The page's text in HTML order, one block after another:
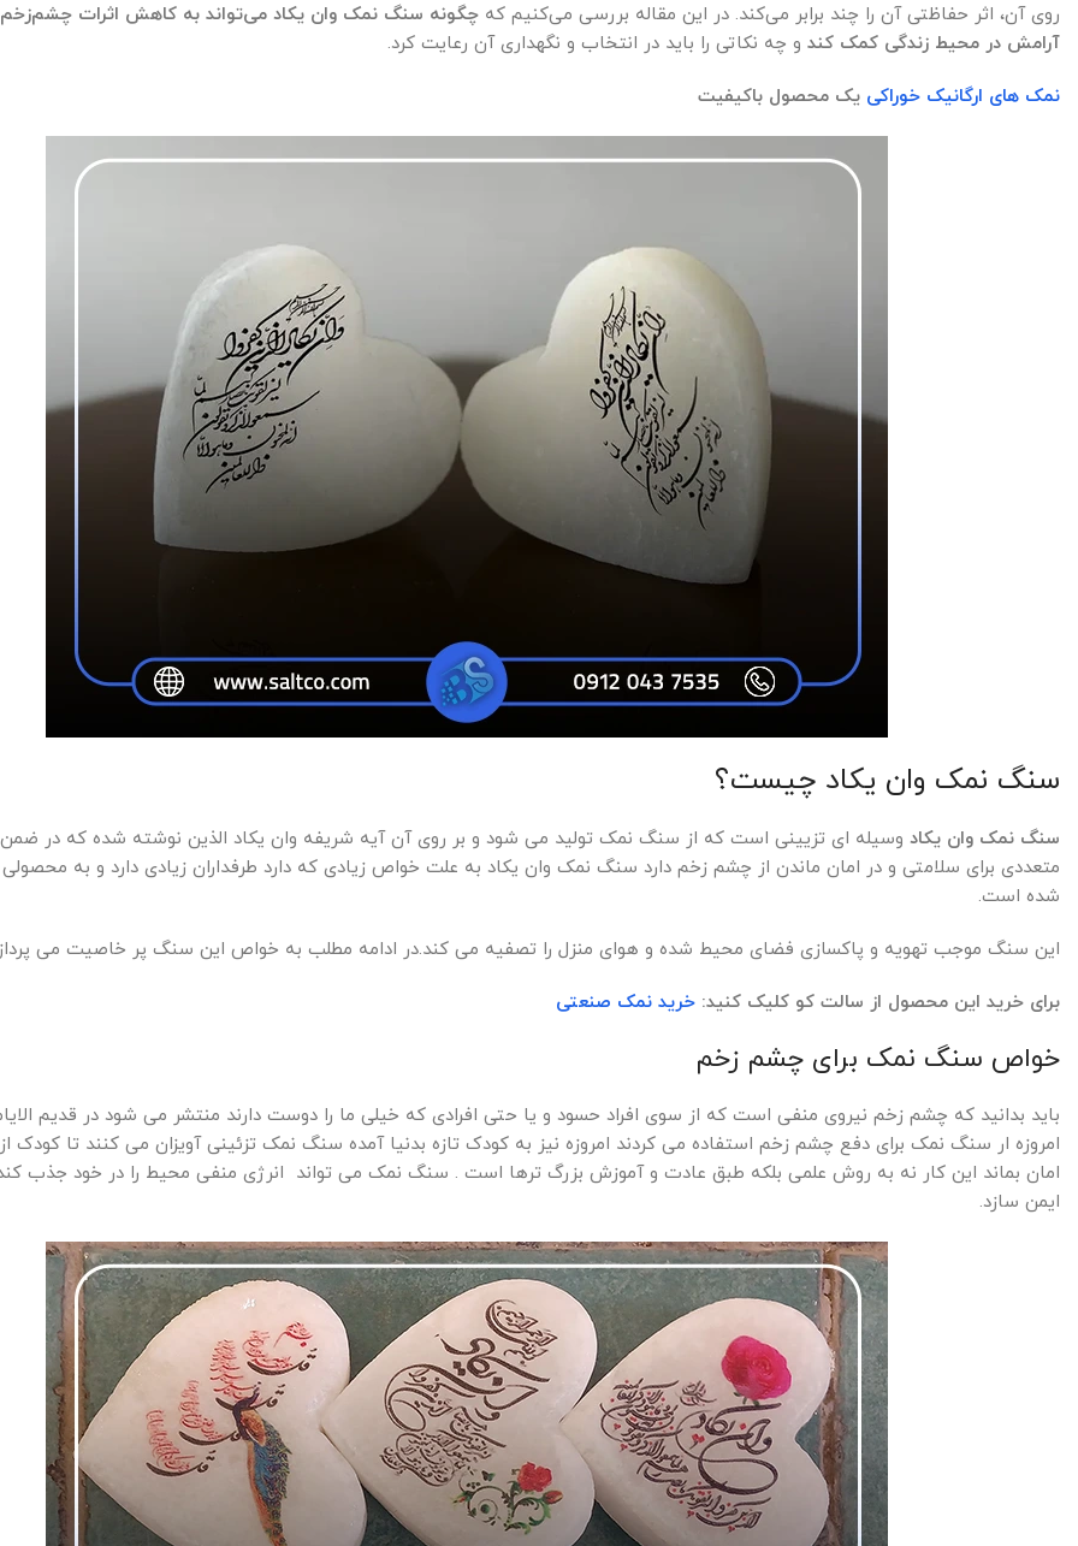
روی آن، اثر حفاظتی آن را چند برابر می‌کند. در این مقاله بررسی می‌کنیم که چگونه سنگ نمک وان یکاد می‌تواند به کاهش اثرات
آرامش در محیط زندگی کمک کند و چه نکاتی را باید در انتخاب و نگهداری آن رعایت کرد.
نمک های ارگانیک خوراکی یک محصول باکیفیت
سنگ نمک وان یکاد چیست؟
سنگ نمک وان یکاد وسیله ای تزیینی است که از سنگ نمک تولید می شود و بر روی آن آیه شریفه وان یکاد الذین نوشته شده که در
متعددی برای سلامتی و در امان ماندن از چشم زخم دارد سنگ نمک وان یکاد به علت خواص زیادی که دارد طرفداران زیادی دارد و به
شده است.
این سنگ موجب تهویه و پاکسازی فضای محیط شده و هوای منزل را تصفیه می کند.در ادامه مطلب به خواص این سنگ پر خاصیت می
برای خرید این محصول از سالت کو کلیک کنید: خرید نمک صنعتی
خواص سنگ نمک برای چشم زخم
باید بدانید که چشم زخم نیروی منفی است که از سوی افراد حسود و یا حتی افرادی که خیلی ما را دوست دارند منتشر می شود در قدیم
امروزه ار سنگ نمک برای دفع چشم زخم استفاده می کردند امروزه نیز به کودک تازه بدنیا آمده سنگ نمک تزئینی آویزان می کنند تا کودک
امان بماند این کار نه به روش علمی بلکه طبق عادت و آموزش بزرگ ترها است . سنگ نمک می تواند انرژی منفی محیط را در خود جذب
ایمن سازد.